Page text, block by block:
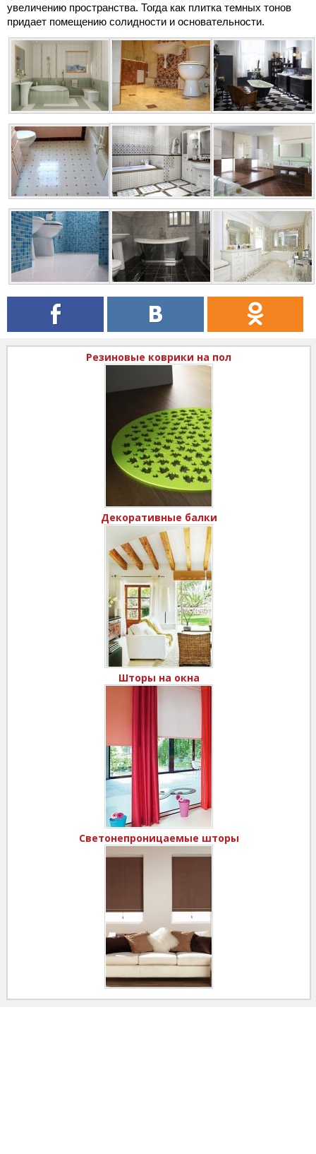
увеличению пространства. Тогда как плитка темных тонов
придает помещению солидности и основательности.
Резиновые коврики на пол
Декоративные балки
Шторы на окна
Светонепроницаемые шторы